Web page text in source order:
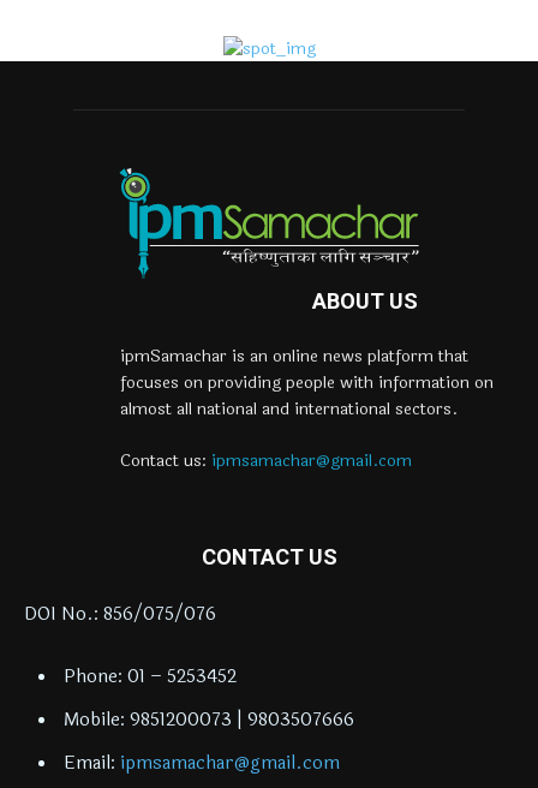
ABOUT US
ipmSamachar is an online news platform that
focuses on providing people with information on
almost all national and international sectors.
Contact us: ipmsamachar@gmail.com
CONTACT US
DOI No.: 856/075/076
Phone: 01 – 5253452
Mobile: 9851200073 | 9803507666
Email: ipmsamachar@gmail.com